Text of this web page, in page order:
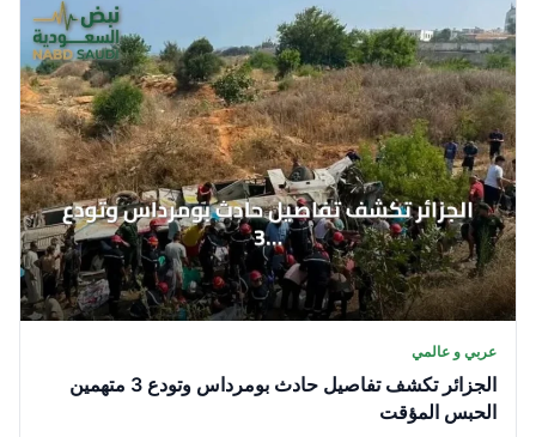
عربي و عالمي
الجزائر تكشف تفاصيل حادث بومرداس وتودع 3 متهمين
الحبس المؤقت